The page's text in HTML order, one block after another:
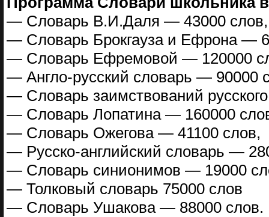
— Словарь В.И.Даля — 43000 слов,
— Словарь Брокгауза и Ефрона —
— Словарь Ефремовой — 120000
— Англо-русский словарь — 90000
— Словарь заимствований
— Словарь Лопатина — 160000
— Словарь Ожегова — 41100 слов,
— Русско-английский словарь —
— Словарь синионимов — 19000
— Толковый словарь 75000 слов
— Словарь Ушакова — 88000 слов.